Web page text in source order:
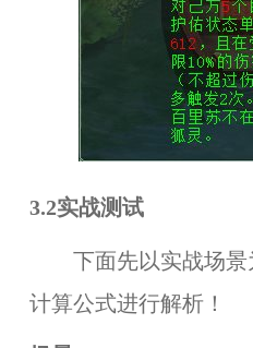
3.2实战测试
下面先以实战场景
计算公式进行解析！